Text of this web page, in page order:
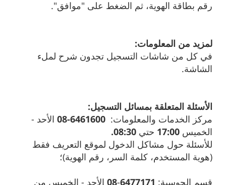
رقم بطاقة الهوية، ثم الضغط على "موافق".
لمزيد من المعلومات:
في كل من شاشات التسجيل تجدون شرح لملء
الشاشة.
الأسئلة المتعلقة بمسائل التسجيل:
مركز الخدمات والمعلومات:6461600-08
الأحد -
الخميس 17:00 حتي08:30.
للأسئلة حول مشاكل الدخول لموقع التعريف فقط
(هوية المستخدم، كلمة السر، رقم الهوية)؛
قسم الحوسبة: - الأحد - الخميس من